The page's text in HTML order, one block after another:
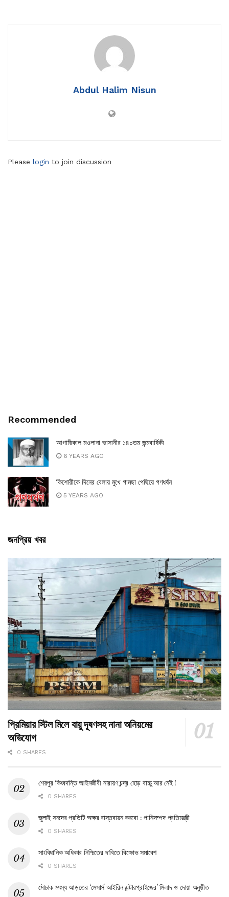
Abdul Halim Nisun
Please login to join discussion
Recommended
আগামীকাল মওলানা ভাসানীর ১৪০তম জন্মবার্ষিকী
6 YEARS AGO
কিশোরীকে দিনের বেলায় মুখে গামছা পেছিয়ে গণধর্ষন
5 YEARS AGO
জনপ্রিয় খবর
প্রিমিয়ার স্টিল মিলে বায়ু দূষণসহ নানা অনিয়মের
অভিযোগ
0 SHARES
শেরপুর কিংবদন্তি আইনজীবী নারায়ণ চন্দ্র হোড় বাচ্চু আর নেই !
0 SHARES
জুলাই সনদের প্রতিটি অক্ষর বাস্তবায়ন করবো : পানিসম্পদ প্রতিমন্ত্রী
0 SHARES
সাংবিধানিক অধিকার নিশ্চিতের দাবিতে বিক্ষোভ সমাবেশ
0 SHARES
মৌচাক মৎস্য আড়তের ‘মেসার্স আইরিন এন্টারপ্রাইজের’ মিলাদ ও দোয়া অনুষ্ঠীত